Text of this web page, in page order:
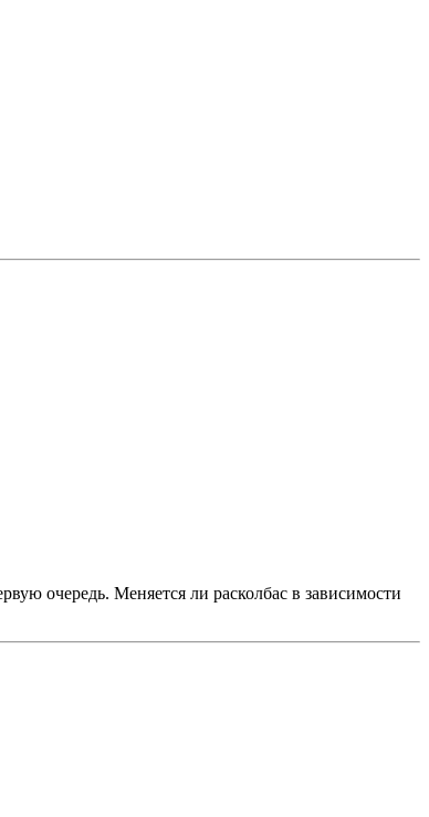
очередь. Меняется ли расколбас в зависимости